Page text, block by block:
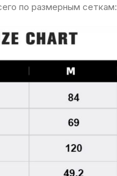
по размерным сеткам: